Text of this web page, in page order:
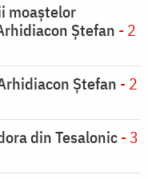
moaştelor
Ştefan - 2
Ștefan - 2
din Tesalonic- 3